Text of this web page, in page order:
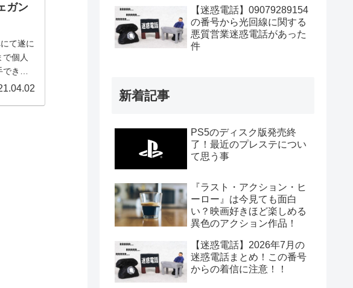
ガン
て遂に
個人
きた
【迷惑電話】09079289154
の番号から光回線に関する
悪質営業迷惑電話があった
件
新着記事
PS5のディスク版発売終
了！最近のプレステについ
て思う事
『ラスト・アクション・ヒ
ーロー』は今見ても面白
い？映画好きほど楽しめる
異色のアクション作品！
【迷惑電話】2026年7月の
迷惑電話まとめ！この番号
からの着信に注意！！